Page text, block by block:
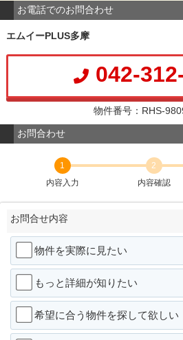
お電話でのお問合わせ
エムイーPLUS多摩
042-
物件番号：RHS-
お問合わせ
1
内容入力
2
内容確認
お問合せ内容
物件を実際に見たい
もっと詳細が知りたい
希望に合う物件を探して欲しい